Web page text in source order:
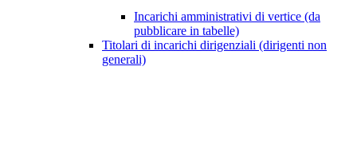
Incarichi amministrativi di vertice (da
pubblicare in tabelle)
Titolari di incarichi dirigenziali (dirigenti non
generali)